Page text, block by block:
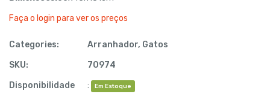
Faça o login para ver os preços
Categories: Arranhador, Gatos
SKU:
70974
Disponibilidade
: Em Estoque